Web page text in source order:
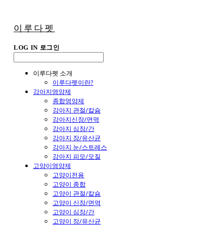
이루다펫
LOG IN 로그인
이루다펫 소개
이루다펫이란?
강아지영양제
종합영양제
강아지 관절/칼슘
강아지신장/면역
강아지 심장/간
강아지 장/유산균
강아지 눈/스트레스
강아지 피모/모질
고양이영양제
고양이전용
고양이 종합
고양이 관절/칼슘
고양이 신장/면역
고양이 심장/간
고양이 장/유산균